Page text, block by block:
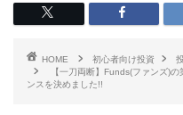
HOME 初心者向け投資
【一刀両断】Funds(ファンズ)
ンスを決めました!!